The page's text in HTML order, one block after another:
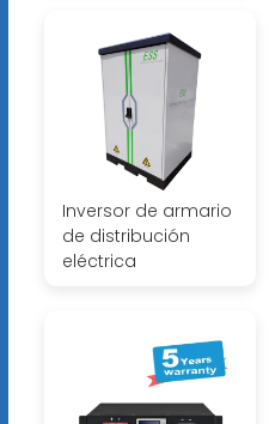
Inversor de armario
de distribución
eléctrica